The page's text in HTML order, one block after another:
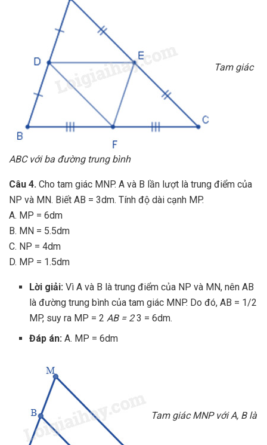
Tam giác
ABC với ba đường trung bình
Câu 4. Cho tam giác MNP. A và B lần lượt là trung điểm của
NP và MN. Biết AB = 3dm. Tính độ dài cạnh MP.
A. MP = 6dm
B. MN = 5.5dm
C. NP = 4dm
D. MP = 1.5dm
Lời giải: Vì A và B là trung điểm của NP và MN, nên AB
là đường trung bình của tam giác MNP. Do đó, AB = 1/2
MP, suy ra MP = 2 AB = 23 = 6dm.
Đáp án: A. MP = 6dm
Tam giác MNP với A, B là